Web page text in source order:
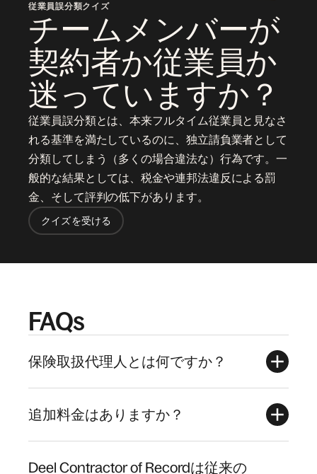
従業員誤分類クイズ
チームメンバーが
契約者か従業員か
迷っていますか？
従業員誤分類とは、本来フルタイム従業員と見なさ
れる基準を満たしているのに、独立請負業者として
分類してしまう（多くの場合違法な）行為です。一
般的な結果としては、税金や連邦法違反による罰
金、そして評判の低下があります。
クイズを受ける
FAQs
保険取扱代理人とは何ですか？
追加料金はありますか？
Deel Contractor of Recordは従来の